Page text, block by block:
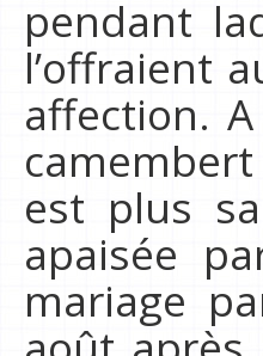
pendant
l’offraient
affection.
est plus
apaisée
mariage